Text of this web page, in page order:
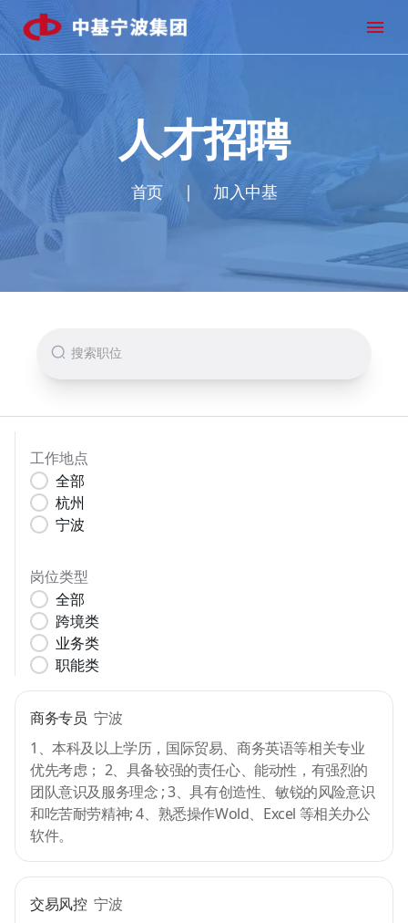
人才招聘
首页 | 加入中基
工作地点
全部
杭州
宁波
岗位类型
全部
跨境类
业务类
职能类
商务专员 宁波
1、本科及以上学历，国际贸易、商务英语等相关专业
优先考虑； 2、具备较强的责任心、能动性，有强烈的
团队意识及服务理念 ; 3、具有创造性、敏锐的风险意识
和吃苦耐劳精神; 4、熟悉操作Wold、Excel 等相关办公
软件。
交易风控 宁波